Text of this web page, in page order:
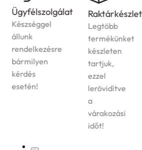
Ügyfélszolgálat
Készséggel
állunk
rendelkezésre
bármilyen
kérdés
esetén!
Raktárkészlet
Legtöbb
termékünket
készleten
tartjuk,
ezzel
lerövidítve
a
várakozási
időt!